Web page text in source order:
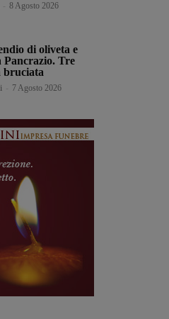
8 Agosto 2026
di oliveta e
Pancrazio. Tre
bruciata
7 Agosto 2026